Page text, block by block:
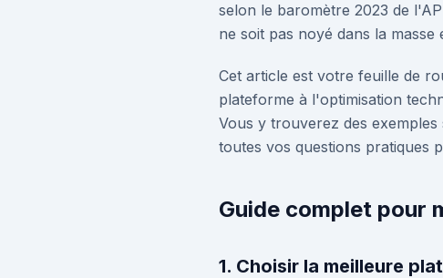
selon le baromètre 2023 de
ne soit pas noyé dans la
Cet article est votre feuille de
plateforme à l'optimisation
Vous y trouverez des
toutes vos questions pratiques
Guide complet pour
1. Choisir la meilleure